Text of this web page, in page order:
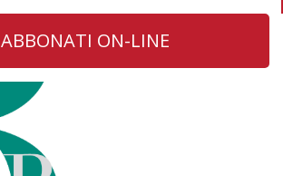
ABBONATI ON-LINE